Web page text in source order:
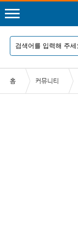
홈 커뮤니티